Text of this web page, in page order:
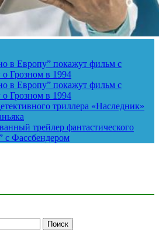
в Европу” покажут фильм с
Грозном в 1994
в Европу” покажут фильм с
Грозном в 1994
триллера «Наследник»
трейлер фантастического
с Фассбендером